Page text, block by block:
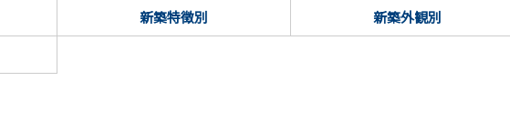
新築特徴別 新築外観別